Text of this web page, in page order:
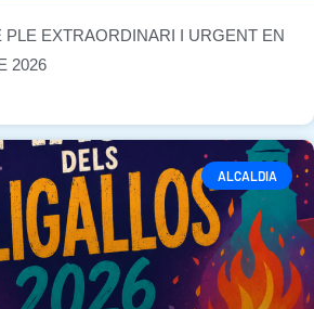
PLE EXTRAORDINARI I URGENT EN
2026
ALCALDIA